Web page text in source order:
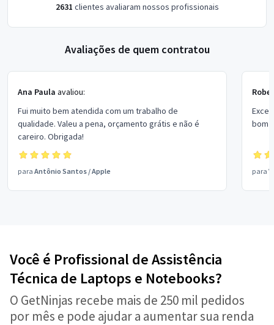
2631 clientes avaliaram nossos profissionais
Avaliações de quem contratou
Ana Paula avaliou:
Fui muito bem atendida com um trabalho de
qualidade. Valeu a pena, orçamento grátis e não é
careiro. Obrigada!
para Antônio Santos /Apple
bom
para
Você é Profissional de Assistência
Técnica de Laptops e Notebooks?
O GetNinjas recebe mais de 250 mil pedidos
por mês e pode ajudar a aumentar sua renda